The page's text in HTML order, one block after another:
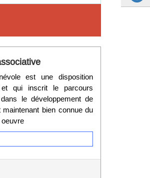
est une disposition
et qui inscrit le parcours
le développement de
bien connue du